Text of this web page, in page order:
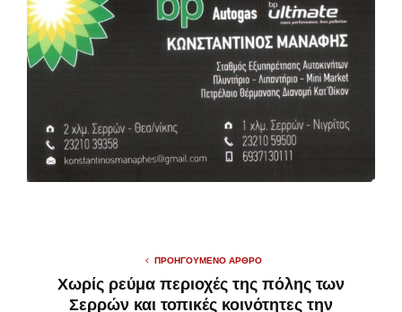
ΠΡΟΗΓΟΎΜΕΝΟ ΆΡΘΡΟ
Χωρίς ρεύμα περιοχές της πόλης των
Σερρών και τοπικές κοινότητες την